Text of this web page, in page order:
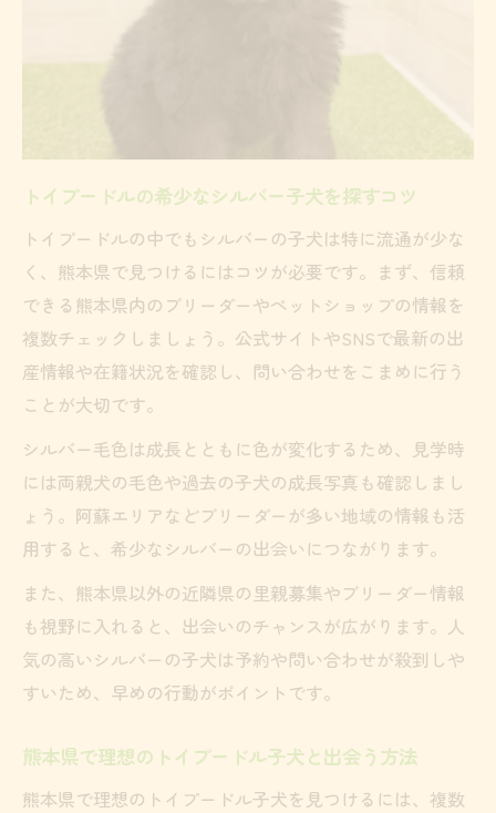
熊本でトイプードル選びに求められる視点
安心できる迎え方を知りたい方必見の情報
トイプードル子犬の安心な迎え方と注意事
項
順
トイプードルとの生活準備と心構えを解説
トイプードル子犬を迎える際の安心ポイン
ト
健康なトイプードル子犬を選ぶための基準
シルバートイプードル探しの比較ポイント
き点
トイプードル選びで重視すべき比較ポイン
ト
比較
トイプードル子犬の健康・毛色・性格の見
極め方
シルバー子犬のトイプードル比較術のコツ
熊本で理想の子犬を探すときのチェック項目
トイプードルの希少なシルバー子犬を探すコツ
トイプードルの中でもシルバーの子犬は特に流通が少な
く、熊本県で見つけるにはコツが必要です。まず、信頼
できる熊本県内のブリーダーやペットショップの情報を
複数チェックしましょう。公式サイトやSNSで最新の出
産情報や在籍状況を確認し、問い合わせをこまめに行う
ことが大切です。
シルバー毛色は成長とともに色が変化するため、見学時
には両親犬の毛色や過去の子犬の成長写真も確認しまし
ょう。阿蘇エリアなどブリーダーが多い地域の情報も活
用すると、希少なシルバーの出会いにつながります。
また、熊本県以外の近隣県の里親募集やブリーダー情報
も視野に入れると、出会いのチャンスが広がります。人
気の高いシルバーの子犬は予約や問い合わせが殺到しや
すいため、早めの行動がポイントです。
熊本県で理想のトイプードル子犬と出会う方法
熊本県で理想のトイプードル子犬を見つけるには、複数